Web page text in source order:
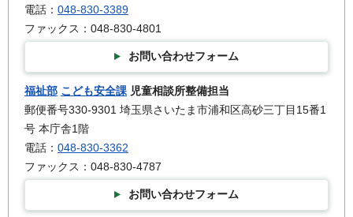
電話： 048-830-3389
ファックス：048-830-4801
お問い合わせフォーム
福祉部 こども安全課 児童相談所整備担当
郵便番号330-9301 埼玉県さいたま市浦和区高砂三丁目15番1
号 本庁舎1階
電話： 048-830-3362
ファックス：048-830-4787
お問い合わせフォーム